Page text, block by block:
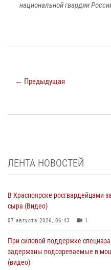
национальной гвардии
← Предыдущая
ЛЕНТА НОВОСТЕЙ
В Красноярске росгвардейцами
сыра (Видео)
07 августа 2026, 06:43 1
При силовой поддержке
задержаны подозреваемые в
(видео)